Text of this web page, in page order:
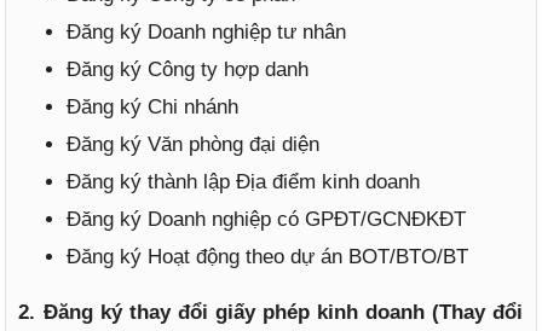
Đăng ký Doanh nghiệp tư nhân
Đăng ký Công ty hợp danh
Đăng ký Chi nhánh
Đăng ký Văn phòng đại diện
Đăng ký thành lập Địa điểm kinh doanh
Đăng ký Doanh nghiệp có GPĐT/GCNĐKĐT
Đăng ký Hoạt động theo dự án BOT/BTO/BT
2. Đăng ký thay đổi giấy phép kinh doanh (Thay đổi